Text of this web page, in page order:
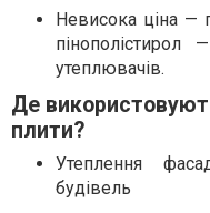
Невисока ціна —
утеплювачів.
Де
плити?
Утеплення
будівель